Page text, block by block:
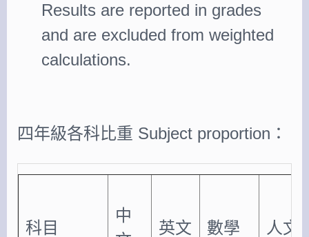
Results are reported in grades
and are excluded from weighted
calculations.
四年級各科比重 Subject proportion：
科目
中
英文
數學
人文